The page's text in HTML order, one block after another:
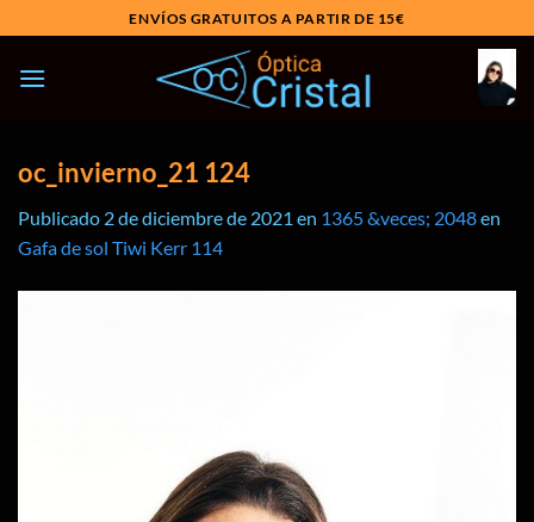
al
contenido
ENVÍOS GRATUITOS A PARTIR DE 15€
oc_invierno_21 124
Publicado 2 de diciembre de 2021 en 1365 &veces; 2048en
Gafa de sol Tiwi Kerr 114